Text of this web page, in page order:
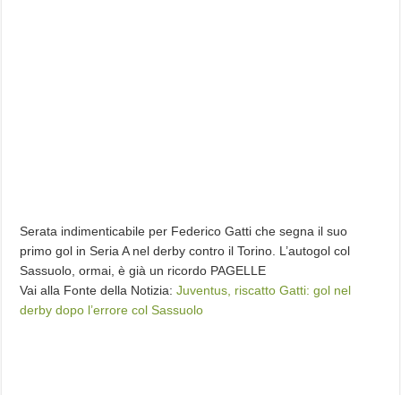
Serata indimenticabile per Federico Gatti che segna il suo
primo gol in Seria A nel derby contro il Torino. L’autogol col
Sassuolo, ormai, è già un ricordo PAGELLE
Vai alla Fonte della Notizia:Juventus, riscatto Gatti: gol nel
derby dopo l’errore col Sassuolo